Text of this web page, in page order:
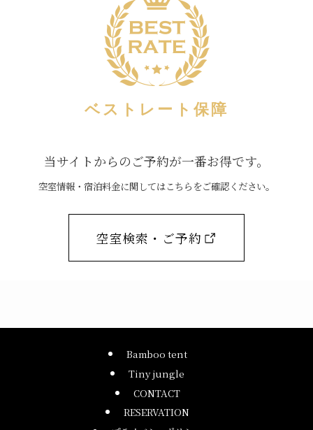
ベストレート保障
当サイトからのご予約が一番お得です。
空室情報・宿泊料金に関してはこちらをご確認ください。
空室検索・ご予約
Bamboo tent
Tiny jungle
CONTACT
RESERVATION